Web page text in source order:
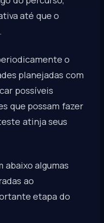
até que o
o
planejadas com
possíveis
que possam fazer
atinja seus
abaixo algumas
ao
etapa do